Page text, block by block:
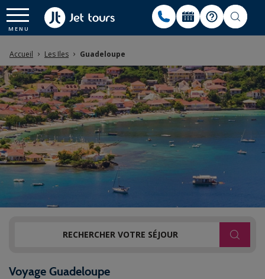
Accueil Les Iles Guadeloupe
RECHERCHER VOTRE SÉJOUR
Voyage Guadeloupe